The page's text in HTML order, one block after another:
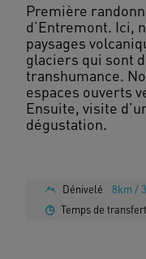
Première
d’Entremont. Ici,
paysages
glaciers qui sont
transhumance.
espaces ouverts
Ensuite, visite
dégustation.
Dénivelé
8km /
Temps de transfert